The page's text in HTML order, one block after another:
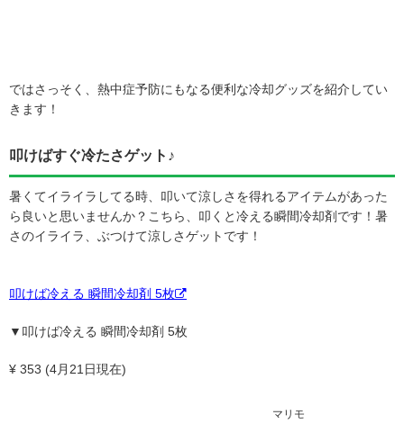
ではさっそく、熱中症予防にもなる便利な冷却グッズを紹介してい
きます！
叩けばすぐ冷たさゲット♪
暑くてイライラしてる時、叩いて涼しさを得れるアイテムがあった
ら良いと思いませんか？こちら、叩くと冷える瞬間冷却剤です！暑
さのイライラ、ぶつけて涼しさゲットです！
叩けば冷える 瞬間冷却剤 5枚
▼叩けば冷える 瞬間冷却剤 5枚
¥ 353 (4月21日現在)
マリモ